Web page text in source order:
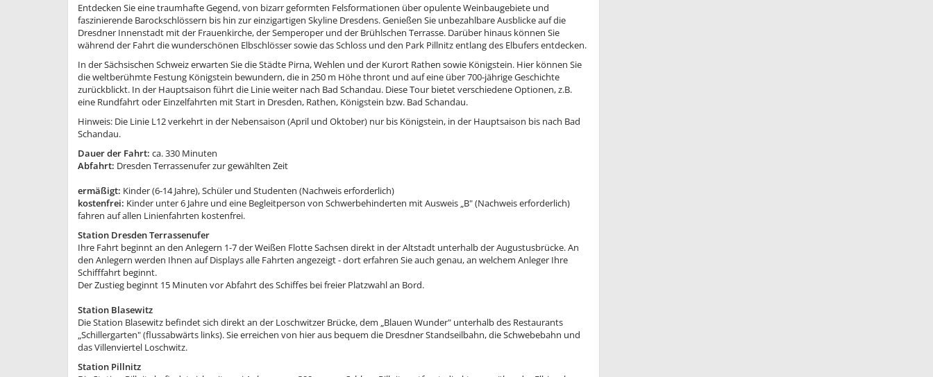
Entdecken Sie eine traumhafte Gegend, von bizarr geformten Felsformationen über opulente Weinbaugebiete und
faszinierende Barockschlössern bis hin zur einzigartigen Skyline Dresdens. Genießen Sie unbezahlbare Ausblicke auf die
Dresdner Innenstadt mit der Frauenkirche, der Semperoper und der Brühlschen Terrasse. Darüber hinaus können Sie
während der Fahrt die wunderschönen Elbschlösser sowie das Schloss und den Park Pillnitz entlang des Elbufers entdecken.
In der Sächsischen Schweiz erwarten Sie die Städte Pirna, Wehlen und der Kurort Rathen sowie Königstein. Hier können Sie
die weltberühmte Festung Königstein bewundern, die in 250 m Höhe thront und auf eine über 700-jährige Geschichte
zurückblickt. In der Hauptsaison führt die Linie weiter nach Bad Schandau. Diese Tour bietet verschiedene Optionen, z.B.
eine Rundfahrt oder Einzelfahrten mit Start in Dresden, Rathen, Königstein bzw. Bad Schandau.
Hinweis: Die Linie L12 verkehrt in der Nebensaison (April und Oktober) nur bis Königstein, in der Hauptsaison bis nach Bad
Schandau.
Dauer der Fahrt: ca. 330 Minuten
Abfahrt: Dresden Terrassenufer zur gewählten Zeit
ermäßigt: Kinder (6-14 Jahre), Schüler und Studenten (Nachweis erforderlich)
kostenfrei: Kinder unter 6 Jahre und eine Begleitperson von Schwerbehinderten mit Ausweis „B" (Nachweis erforderlich)
fahren auf allen Linienfahrten kostenfrei.
Station Dresden Terrassenufer
Ihre Fahrt beginnt an den Anlegern 1-7 der Weißen Flotte Sachsen direkt in der Altstadt unterhalb der Augustusbrücke. An
den Anlegern werden Ihnen auf Displays alle Fahrten angezeigt - dort erfahren Sie auch genau, an welchem Anleger Ihre
Schifffahrt beginnt.
Der Zustieg beginnt 15 Minuten vor Abfahrt des Schiffes bei freier Platzwahl an Bord.
Station Blasewitz
Die Station Blasewitz befindet sich direkt an der Loschwitzer Brücke, dem „Blauen Wunder" unterhalb des Restaurants
„Schillergarten" (flussabwärts links). Sie erreichen von hier aus bequem die Dresdner Standseilbahn, die Schwebebahn und
das Villenviertel Loschwitz.
Station Pillnitz